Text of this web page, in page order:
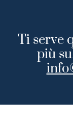
Ti serve
più